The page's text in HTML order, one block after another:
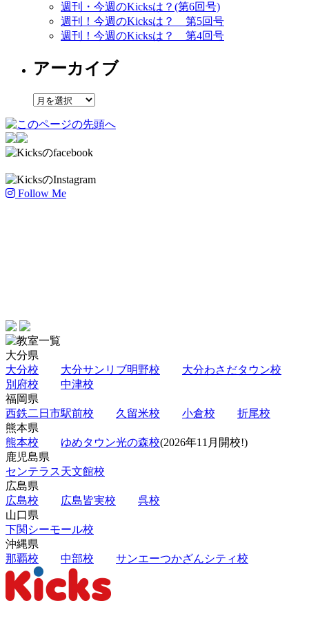
週刊・今週のKicksは？(第6回号)
週刊！今週のKicksは？ 第5回号
週刊！今週のKicksは？ 第4回号
アーカイブ
ア
カ
ブ
Follow Me
大分県
大分校
大分サンリブ明野校
大分わさだタウン校
別府校
中津校
福岡県
西鉄二日市駅前校
久留米校 小倉校
折尾校
熊本県
熊本校
ゆめタウン光の森校(2026年11月開校!)
鹿児島県
センテラス天文館校
広島県
広島校
広島皆実校
呉校
山口県
下関シーモール校
沖縄県
那覇校
中部校 サンエーつかざんシティ校